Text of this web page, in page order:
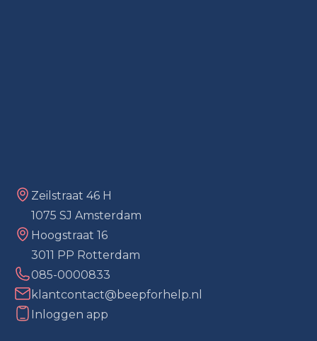
Zeilstraat 46 H
1075 SJ Amsterdam
Hoogstraat 16
3011 PP Rotterdam
085-0000833
klantcontact@beepforhelp.nl
Inloggen app